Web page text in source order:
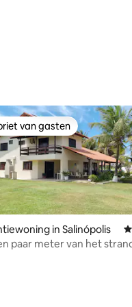
van gasten
van gasten
in Salinópolis
paar meter van het